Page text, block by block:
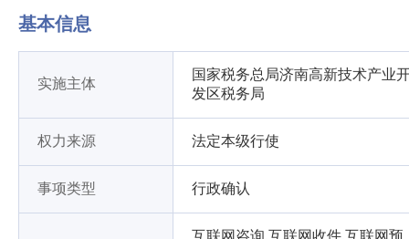
基本信息
实施主体
国家税务总局济南高新技术产业
发区税务局
权力来源 法定本级行使
事项类型 行政确认
互联网咨询,互联网收件,互联网预